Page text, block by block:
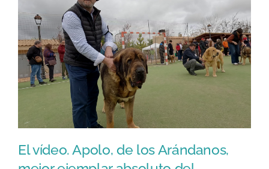
El vídeo. Apolo, de los Arándanos,